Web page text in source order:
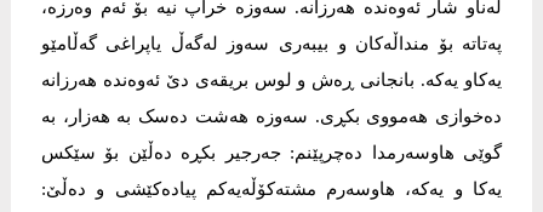
لەناو شار ئەوەندە هەرزانە. سەوزە خراپ نیە بۆ ئەم وەرزە،
پەتاتە بۆ منداڵەکان و بیبەری سەوز لەگەڵ یاپراغی گەڵامێو
یەکاو یەکە. بانجانی ڕەش و لوس بریقەی دێ ئەوەندە هەرزانە
دەخوازی هەمووی بکڕی. سەوزە هەشت دەسک بە هەزار، بە
گوێی هاوسەرمدا دەچرپێنم: جەرجیر بکڕە دەڵێن بۆ سێکس
یەکا و یەکە، هاوسەرم مشتەکۆڵەیەکم پیادەکێشی و دەڵێ: